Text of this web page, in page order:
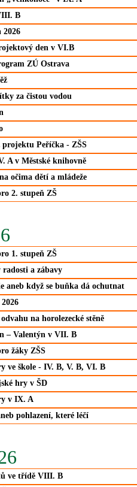
B
2026
den v VI.B
ZÚ Ostrava
za čistou vodou
Peříčka - ZŠS
A v Městské knihovně
očima dětí a mládeže
2. stupeň ZŠ
1. stupeň ZŠ
a zábavy
aneb když se buňka dá ochutnat
na horolezecké stěně
– Valentýn v VII. B
žáky ZŠS
ve škole - IV. B, V. B, VI. B
hry v ŠD
v IX. A
pohlazení, které léčí
ve třídě VIII. B